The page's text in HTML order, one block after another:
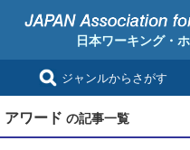
日本ワーキング・
ジャンルからさがす
アワード の記事一覧